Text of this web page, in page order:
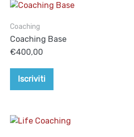
Coaching
Coaching Base
€400,00
Iscriviti